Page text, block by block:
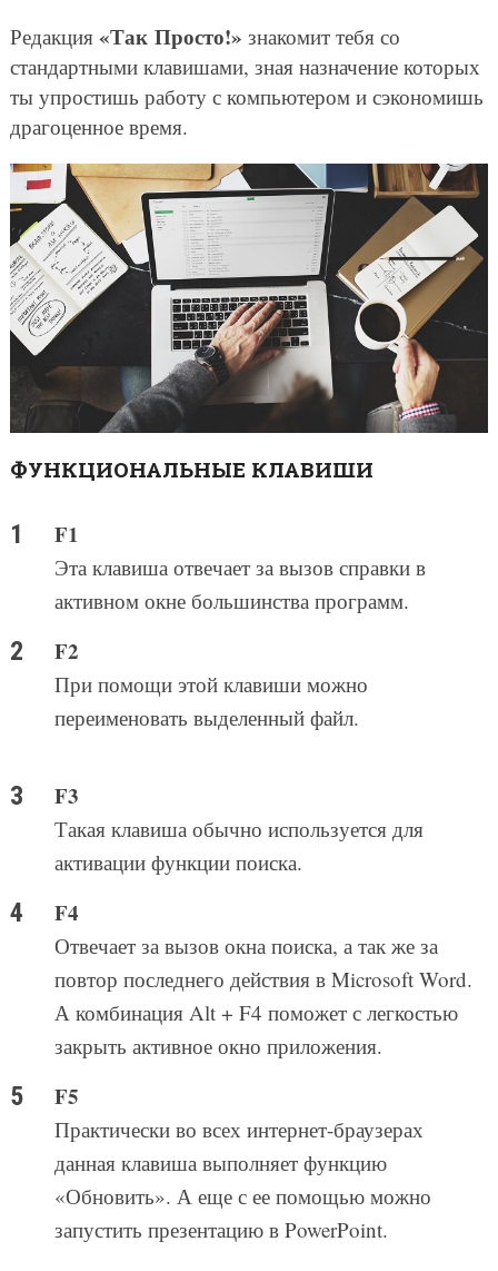
Редакция «Так Просто!» знакомит тебя со
стандартными клавишами, зная назначение которых
ты упростишь работу с компьютером и сэкономишь
драгоценное время.
ФУНКЦИОНАЛЬНЫЕ КЛАВИШИ
F1
Эта клавиша отвечает за вызов справки в
активном окне большинства программ.
F2
При помощи этой клавиши можно
переименовать выделенный файл.
F3
Такая клавиша обычно используется для
активации функции поиска.
F4
Отвечает за вызов окна поиска, а так же за
повтор последнего действия в Microsoft Word.
А комбинация Alt + F4 поможет с легкостью
закрыть активное окно приложения.
F5
Практически во всех интернет-браузерах
данная клавиша выполняет функцию
«Обновить». А еще с ее помощью можно
запустить презентацию в PowerPoint.